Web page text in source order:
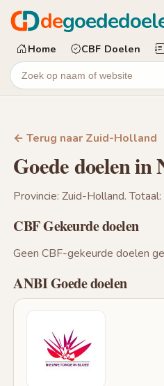
de
Home CBF Doelen
← Terug naar Zuid-Holland
Goede doelen in
Provincie: Zuid-Holland. Totaal:
CBF Gekeurde doelen
Geen CBF-gekeurde doelen
ANBI Goede doelen